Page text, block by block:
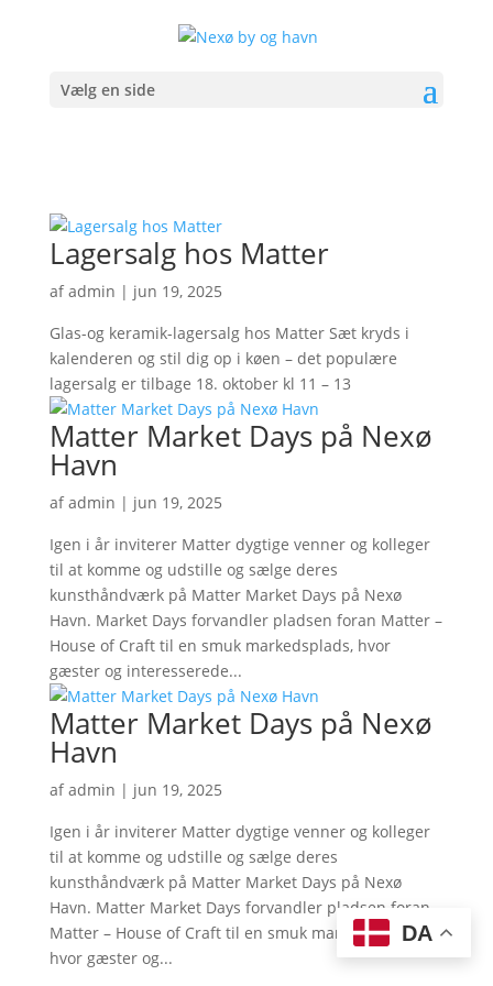
Vælg en side
Lagersalg hos Matter
afadmin | jun 19, 2025
Glas-og keramik-lagersalg hos Matter Sæt kryds i
kalenderen og stil dig op i køen – det populære
lagersalg er tilbage 18. oktober kl 11 – 13
Matter Market Days på Nexø
Havn
afadmin | jun 19, 2025
Igen i år inviterer Matter dygtige venner og kolleger
til at komme og udstille og sælge deres
kunsthåndværk på Matter Market Days på Nexø
Havn. Market Days forvandler pladsen foran Matter –
House of Craft til en smuk markedsplads, hvor
gæster og interesserede...
Matter Market Days på Nexø
Havn
afadmin | jun 19, 2025
Igen i år inviterer Matter dygtige venner og kolleger
til at komme og udstille og sælge deres
kunsthåndværk på Matter Market Days på Nexø
Havn. Matter Market Days forvandler pladsen foran
Matter – House of Craft til en smuk markedsplads,
hvor gæster og...
DA